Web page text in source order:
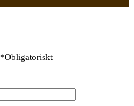
*Obligatoriskt